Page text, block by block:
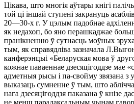
Цікава, што многія аўтары кнігі
той ці іншай ступені закрануць
20—30-х г. У цэлым падобнае
як недахоп, бо яно перашкаджае
пранікненню ў сутнасць моўных
тым, як справядліва зазначала
канферэнцыі «Беларуская мова ў
кожнае паваеннае дзесяцігоддзе мае
адметныя рысы і па-свойму звязана з
выказаць сумненне ў тым, што
нага дзесяцігоддзя паказана ў кнізе
не менш парадаксальным чынам